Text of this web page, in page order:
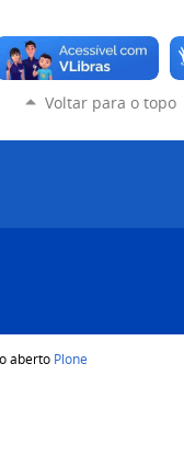
Voltar para o topo
aberto Plone